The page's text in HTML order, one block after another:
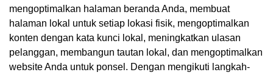
mengoptimalkan halaman beranda Anda, membuat
halaman lokal untuk setiap lokasi fisik, mengoptimalkan
konten dengan kata kunci lokal, meningkatkan ulasan
pelanggan, membangun tautan lokal, dan mengoptimalkan
website Anda untuk ponsel. Dengan mengikuti langkah-